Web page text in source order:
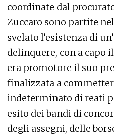
coordinate dal
Zuccaro sono partite
svelato l’esistenza di
delinquere, con a capo
era promotore il suo
finalizzata a
indeterminato di reati
esito dei bandi di
degli assegni, delle